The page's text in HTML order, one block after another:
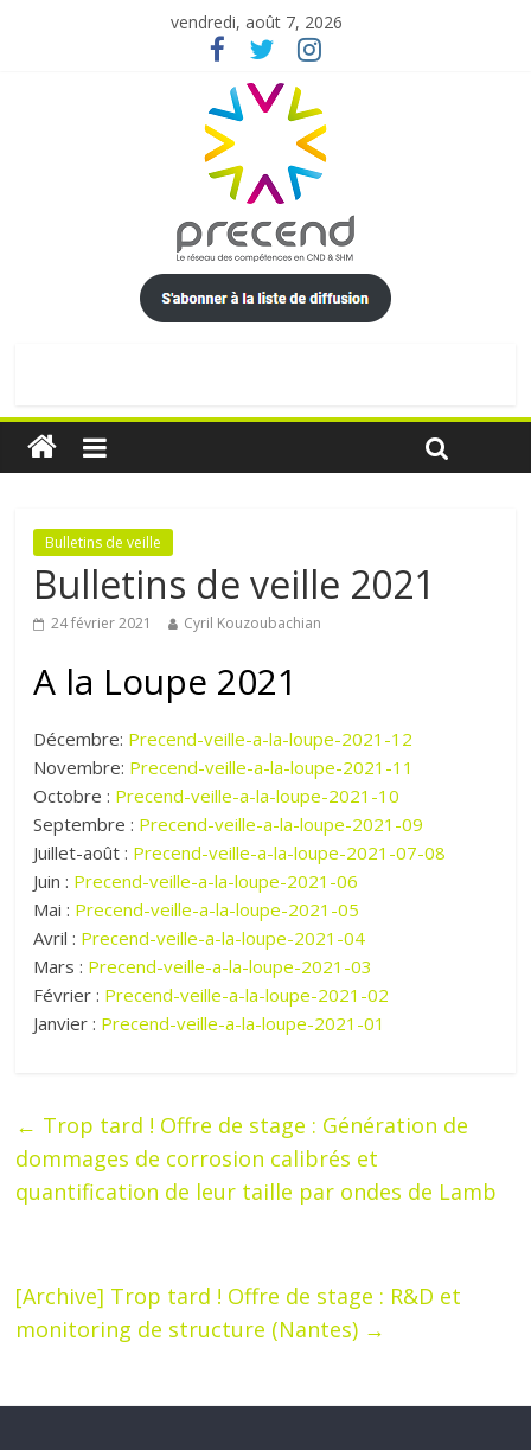
vendredi, août 7, 2026
Bulletins de veille
Bulletins de veille 2021
24 février 2021 Cyril Kouzoubachian
A la Loupe 2021
Décembre: Precend-veille-a-la-loupe-2021-12
Novembre: Precend-veille-a-la-loupe-2021-11
Octobre : Precend-veille-a-la-loupe-2021-10
Septembre : Precend-veille-a-la-loupe-2021-09
Juillet-août : Precend-veille-a-la-loupe-2021-07-08
Juin : Precend-veille-a-la-loupe-2021-06
Mai : Precend-veille-a-la-loupe-2021-05
Avril : Precend-veille-a-la-loupe-2021-04
Mars : Precend-veille-a-la-loupe-2021-03
Février : Precend-veille-a-la-loupe-2021-02
Janvier : Precend-veille-a-la-loupe-2021-01
← Trop tard ! Offre de stage : Génération de
dommages de corrosion calibrés et
quantification de leur taille par ondes de Lamb
[Archive] Trop tard ! Offre de stage : R&D et
monitoring de structure (Nantes) →